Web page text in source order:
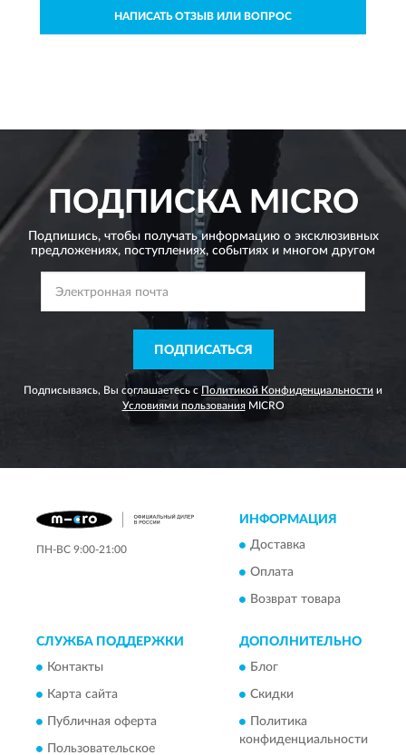
НАПИСАТЬ ОТЗЫВ ИЛИ ВОПРОС
ПОДПИСКАMICRO
Подпишись, чтобы получать информацию о эксклюзивных
предложениях, поступлениях, событиях и многом другом
ПОДПИСАТЬСЯ
Подписываясь, Вы соглашаетесь с Политикой Конфиденциальности и
Условиями пользованияMICRO
ПН-ВС 9:00-21:00
ИНФОРМАЦИЯ
Доставка
Оплата
Возврат товара
СЛУЖБА ПОДДЕРЖКИ
Контакты
Карта сайта
Публичная оферта
Пользовательское
ДОПОЛНИТЕЛЬНО
Блог
Скидки
Политика
конфиденциальности